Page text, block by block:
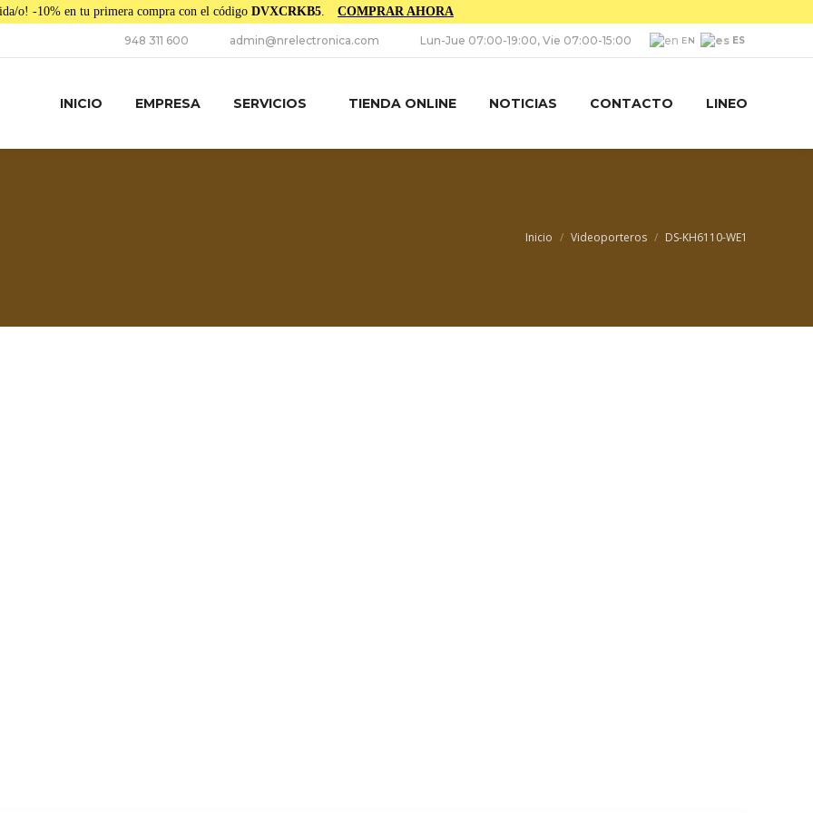
o! -10% en tu primera compra con el código DVXCRKB5. COMPRAR AHORA
948 311 600 admin@nrelectronica.com Lun-Jue 07:00-19:00, Vie 07:00-15:00 EN ES
INICIO EMPRESA SERVICIOS TIENDA ONLINE NOTICIAS CONTACTO LINEO
Estás aquí:
Inicio Videoporteros DS-KH6110-WE1